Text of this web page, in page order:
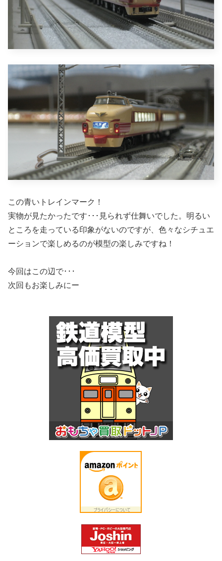
この青いトレインマーク！
実物が見たかったです･･･見られず仕舞いでした。明るい
ところを走っている印象がないのですが、色々なシチュエ
ーションで楽しめるのが模型の楽しみですね！
今回はこの辺で･･･
次回もお楽しみにー